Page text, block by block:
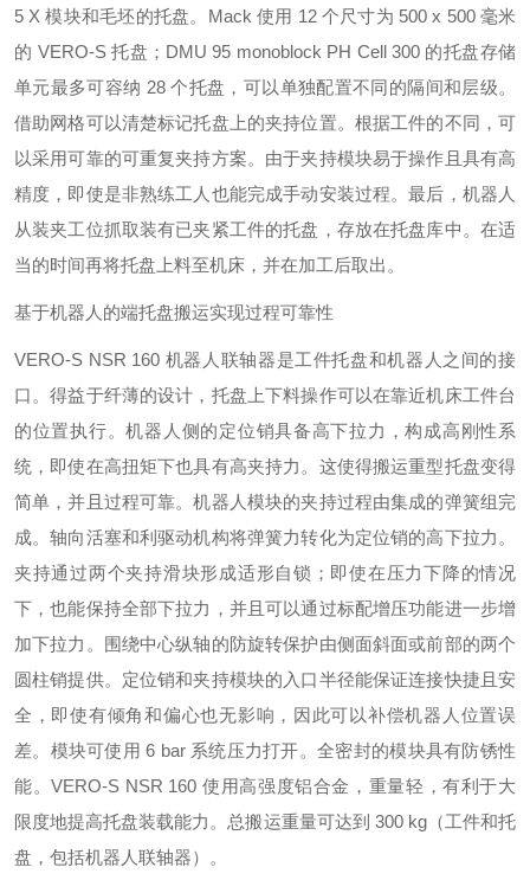
5 X 模块和毛坯的托盘。Mack 使用 12 个尺寸为 500 x 500 毫米
的 VERO-S 托盘；DMU 95 monoblock PH Cell 300 的托盘存储
单元最多可容纳 28 个托盘，可以单独配置不同的隔间和层级。
借助网格可以清楚标记托盘上的夹持位置。根据工件的不同，可
以采用可靠的可重复夹持方案。由于夹持模块易于操作且具有高
精度，即使是非熟练工人也能完成手动安装过程。最后，机器人
从装夹工位抓取装有已夹紧工件的托盘，存放在托盘库中。在适
当的时间再将托盘上料至机床，并在加工后取出。
基于机器人的端托盘搬运实现过程可靠性
VERO-S NSR 160 机器人联轴器是工件托盘和机器人之间的接
口。得益于纤薄的设计，托盘上下料操作可以在靠近机床工件台
的位置执行。机器人侧的定位销具备高下拉力，构成高刚性系
统，即使在高扭矩下也具有高夹持力。这使得搬运重型托盘变得
简单，并且过程可靠。机器人模块的夹持过程由集成的弹簧组完
成。轴向活塞和利驱动机构将弹簧力转化为定位销的高下拉力。
夹持通过两个夹持滑块形成适形自锁；即使在压力下降的情况
下，也能保持全部下拉力，并且可以通过标配增压功能进一步增
加下拉力。围绕中心纵轴的防旋转保护由侧面斜面或前部的两个
圆柱销提供。定位销和夹持模块的入口半径能保证连接快捷且安
全，即使有倾角和偏心也无影响，因此可以补偿机器人位置误
差。模块可使用 6 bar 系统压力打开。全密封的模块具有防锈性
能。VERO-S NSR 160 使用高强度铝合金，重量轻，有利于大
限度地提高托盘装载能力。总搬运重量可达到 300 kg（工件和托
盘，包括机器人联轴器）。